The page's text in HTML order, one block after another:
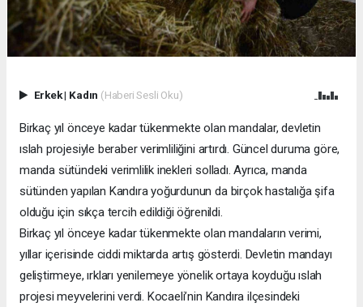
Erkek| Kadın (Haberi Sesli Oku)
Birkaç yıl önceye kadar tükenmekte olan mandalar, devletin
ıslah projesiyle beraber verimliliğini artırdı. Güncel duruma göre,
manda sütündeki verimlilik inekleri solladı. Ayrıca, manda
sütünden yapılan Kandıra yoğurdunun da birçok hastalığa şifa
olduğu için sıkça tercih edildiği öğrenildi.
Birkaç yıl önceye kadar tükenmekte olan mandaların verimi,
yıllar içerisinde ciddi miktarda artış gösterdi. Devletin mandayı
geliştirmeye, ırkları yenilemeye yönelik ortaya koyduğu ıslah
projesi meyvelerini verdi. Kocaeli’nin Kandıra ilçesindeki